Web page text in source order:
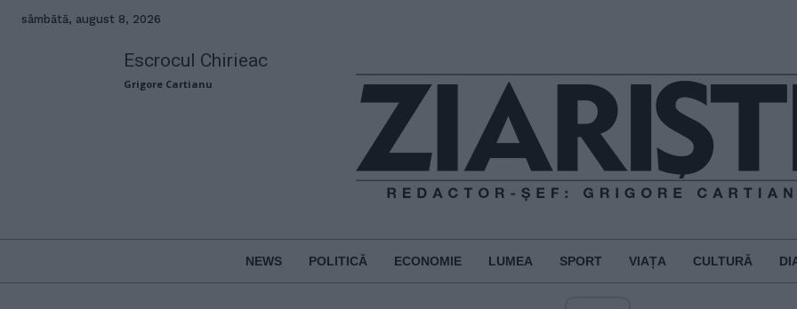
sâmbătă, august 8, 2026
Escrocul Chirieac
Grigore Cartianu
NEWS POLITICĂ ECONOMIE LUMEA SPORT VIAȚA CULTURĂ